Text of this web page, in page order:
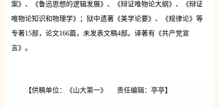
案》、《鲁迅思想的逻辑发展》、《辩证唯物论大纲》、《辩证
唯物论知识和物理学》；狱中遗著《美学论要》、《规律论》等
专著15部，论文166篇，未发表文稿4部。译著有《共产党宣
言》。
【供稿单位：《山大第一》 责任编辑：亭亭】